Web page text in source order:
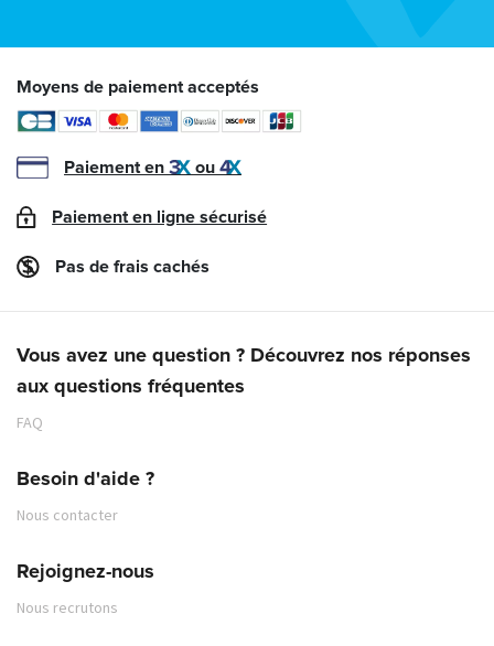
Moyens de paiement acceptés
Paiement en ou
Paiement en ligne sécurisé
Pas de frais cachés
Vous avez une question ? Découvrez nos réponses
aux questions fréquentes
FAQ
Besoin d'aide ?
Nous contacter
Rejoignez-nous
Nous recrutons